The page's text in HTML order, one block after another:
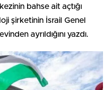
bahse ait açtığı
şirketinin İsrail Genel
ayrıldığını yazdı.